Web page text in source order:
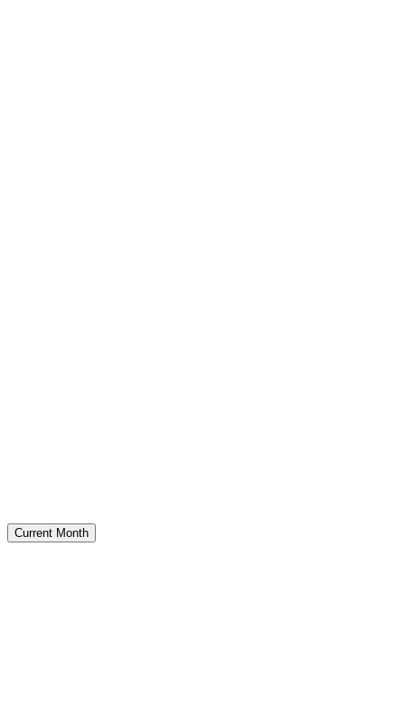
Current Month